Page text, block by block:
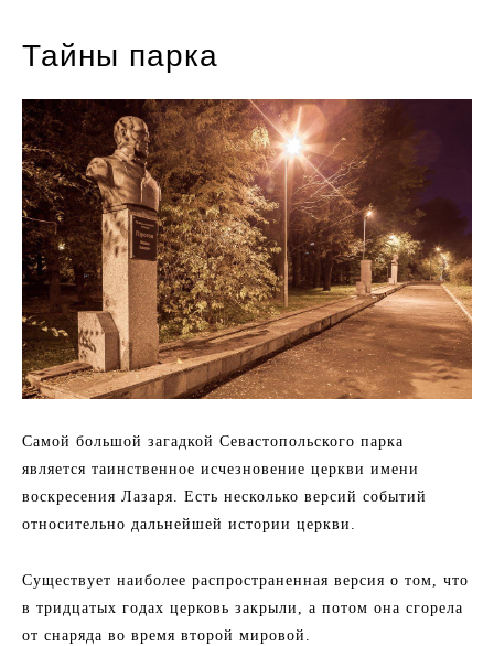
Тайны парка
Самой большой загадкой Севастопольского парка
является таинственное исчезновение церкви имени
воскресения Лазаря. Есть несколько версий событий
относительно дальнейшей истории церкви.
Существует наиболее распространенная версия о том, что
в тридцатых годах церковь закрыли, а потом она сгорела
от снаряда во время второй мировой.